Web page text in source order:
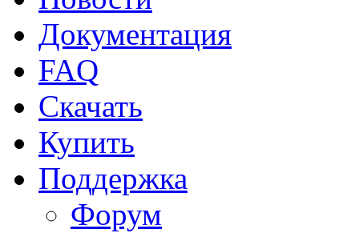
Документация
FAQ
Скачать
Купить
Поддержка
Форум